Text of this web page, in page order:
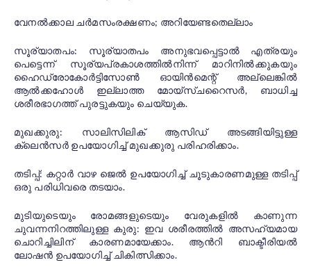
വേനൽക്കാല ചർമസംരക്ഷണം; അറിയേണ്ടതെല്ലാം
സൂര്യാതപം: സൂര്യാതപം അനുഭവപ്പെട്ടാൽ എത്രയും
പെട്ടെന്ന് സൂര്യപ്രകാശത്തിൽനിന്ന് മാറിനിൽക്കുകയും
ഹൈഡ്രോകോർട്ടിസോൺ ഓയിൻമെന്റ് അല്ലെങ്കിൽ
ആൽക്കഹോൾ ഇല്ലാത്ത മോയ്സ്ചറൈസർ, ബാധിച്ച
ശരീരഭാഗത്ത് പുരട്ടുകയും ചെയ്യുക.
മുഖക്കുരു: സാലിസിലിക് ആസിഡ് അടങ്ങിയിട്ടുള്ള
ക്ലെൻസർ ഉപയോഗിച്ച് മുഖക്കുരു പരിഹരിക്കാം.
തടിപ്പ്: കറ്റാർ വാഴ ജെൽ ഉപയോഗിച്ച് ചൂടുകാരണമുള്ള തടിപ്പ്
ഒരു പരിധിവരെ തടയാം.
മുടിയുടെയും രോമങ്ങളുടെയും വേരുകളിൽ കാണുന്ന
ചുവന്നനിറത്തിലുള്ള കുരു: ഇവ ശരീരത്തിൽ അസഹ്യമായ
ചൊറിച്ചിലിന് കാരണമായേക്കാം. ആൻറി ബാക്ടീരിയൽ
ലോഷൻ ഉപയോഗിച്ച് ചികിത്സിക്കാം.